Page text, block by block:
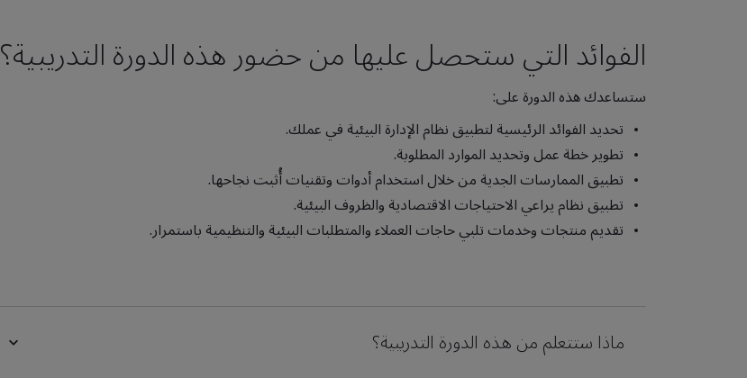
الفوائد التي ستحصل عليها من حضور هذه الدورة التدريبية؟
ستساعدك هذه الدورة على:
تحديد الفوائد الرئيسية لتطبيق نظام الإدارة البيئية في عملك.
تطوير خطة عمل وتحديد الموارد المطلوبة.
تطبيق الممارسات الجدية من خلال استخدام أدوات وتقنيات أُثبت نجاحها.
تطبيق نظام يراعي الاحتياجات الاقتصادية والظروف البيئية.
تقديم منتجات وخدمات تلبي حاجات العملاء والمتطلبات البيئية والتنظيمية باستمرار.
ماذا ستتعلم من هذه الدورة التدريبية؟